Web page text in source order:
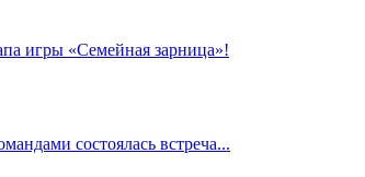
игры «Семейная зарница»!
состоялась встреча...